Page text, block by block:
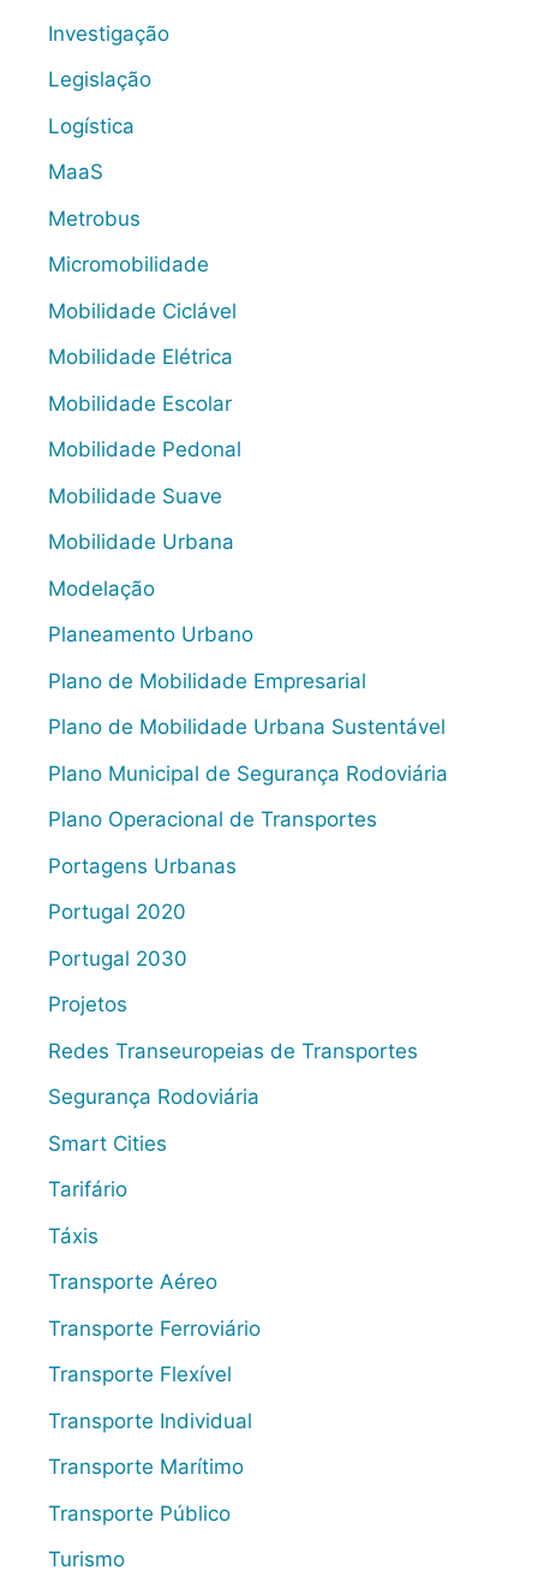
Investigação
Legislação
Logística
MaaS
Metrobus
Micromobilidade
Mobilidade Ciclável
Mobilidade Elétrica
Mobilidade Escolar
Mobilidade Pedonal
Mobilidade Suave
Mobilidade Urbana
Modelação
Planeamento Urbano
Plano de Mobilidade Empresarial
Plano de Mobilidade Urbana Sustentável
Plano Municipal de Segurança Rodoviária
Plano Operacional de Transportes
Portagens Urbanas
Portugal 2020
Portugal 2030
Projetos
Redes Transeuropeias de Transportes
Segurança Rodoviária
Smart Cities
Tarifário
Táxis
Transporte Aéreo
Transporte Ferroviário
Transporte Flexível
Transporte Individual
Transporte Marítimo
Transporte Público
Turismo